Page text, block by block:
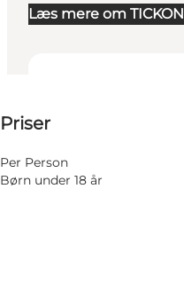
Læs mere om TICKON
Priser
Per Person
Børn under 18 år